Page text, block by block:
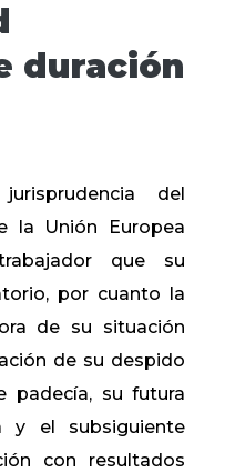
duración
del
la Unión Europea
que su
por cuanto la
de su situación
de su despido
padecía, su futura
y el subsiguiente
con resultados